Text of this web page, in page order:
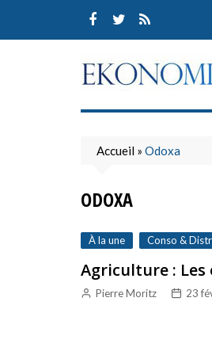
content
Accueil » Odoxa
ODOXA
À la une Conso &
Agriculture :
Pierre Moritz 23